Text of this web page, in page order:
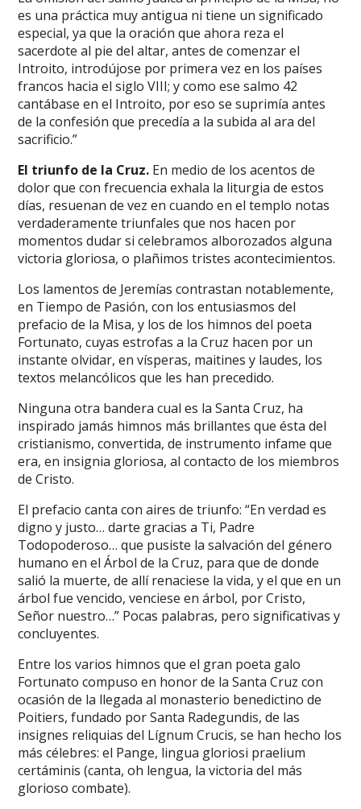
es una práctica muy antigua ni tiene un significado
especial, ya que la oración que ahora reza el
sacerdote al pie del altar, antes de comenzar el
Introito, introdújose por primera vez en los países
francos hacia el siglo VIII; y como ese salmo 42
cantábase en el Introito, por eso se suprimía antes
de la confesión que precedía a la subida al ara del
sacrificio.”
El triunfo de la Cruz. En medio de los acentos de
dolor que con frecuencia exhala la liturgia de estos
días, resuenan de vez en cuando en el templo notas
verdaderamente triunfales que nos hacen por
momentos dudar si celebramos alborozados alguna
victoria gloriosa, o plañimos tristes acontecimientos.
Los lamentos de Jeremías contrastan notablemente,
en Tiempo de Pasión, con los entusiasmos del
prefacio de la Misa, y los de los himnos del poeta
Fortunato, cuyas estrofas a la Cruz hacen por un
instante olvidar, en vísperas, maitines y laudes, los
textos melancólicos que les han precedido.
Ninguna otra bandera cual es la Santa Cruz, ha
inspirado jamás himnos más brillantes que ésta del
cristianismo, convertida, de instrumento infame que
era, en insignia gloriosa, al contacto de los miembros
de Cristo.
El prefacio canta con aires de triunfo: “En verdad es
digno y justo… darte gracias a Ti, Padre
Todopoderoso… que pusiste la salvación del género
humano en el Árbol de la Cruz, para que de donde
salió la muerte, de allí renaciese la vida, y el que en un
árbol fue vencido, venciese en árbol, por Cristo,
Señor nuestro…” Pocas palabras, pero significativas y
concluyentes.
Entre los varios himnos que el gran poeta galo
Fortunato compuso en honor de la Santa Cruz con
ocasión de la llegada al monasterio benedictino de
Poitiers, fundado por Santa Radegundis, de las
insignes reliquias del Lígnum Crucis, se han hecho los
más célebres: el Pange, lingua gloriosi praelium
certáminis (canta, oh lengua, la victoria del más
glorioso combate).